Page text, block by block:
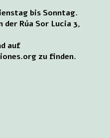
bis Sonntag.
Rúa Sor Lucia 3,
auf
zu finden.